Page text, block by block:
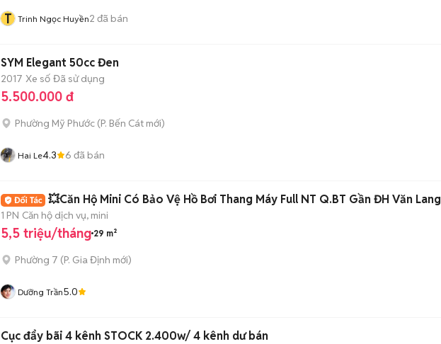
T Trinh Ngọc Huyền2 đã bán
SYM Elegant 50cc Đen
2017 Xe số Đã sử dụng
5.500.000 đ
Phường Mỹ Phước (P. Bến Cát mới)
Hai Le4.3 6 đã bán
💥Căn Hộ Mini Có Bảo Vệ Hồ Bơi Thang Máy Full NT Q.BT Gần ĐH Văn Lang
1 PN Căn hộ dịch vụ, mini
5,5 triệu/tháng 29 m²
Phường 7 (P. Gia Định mới)
Dưỡng Trần5.0
Cục đẩy bãi 4 kênh STOCK 2.400w/ 4 kênh dư bán